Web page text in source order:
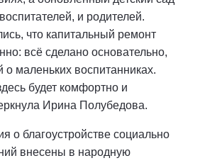
и родителей.
что капитальный ремонт
всё сделано основательно,
о маленьких воспитанниках.
будет комфортно и
Ирина Полубедова.
о благоустройстве социально
внесены в народную